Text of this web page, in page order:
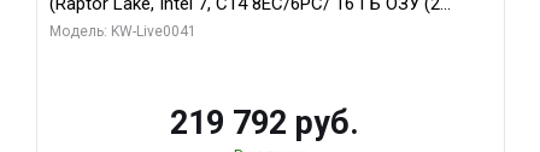
модуля)/ Palit RTX5080 GAMINGPRO OC 16GB GDDR7
Модель: KW-Live0041
219 792 руб.